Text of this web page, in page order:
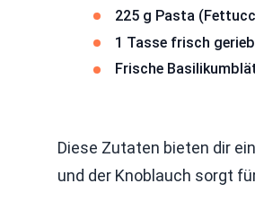
225 g Pasta
1 Tasse frisch
Frische
Diese Zutaten bieten dir
und der Knoblauch sorgt